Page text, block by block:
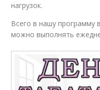
нагрузок.
Всего в нашу программу
можно выполнять